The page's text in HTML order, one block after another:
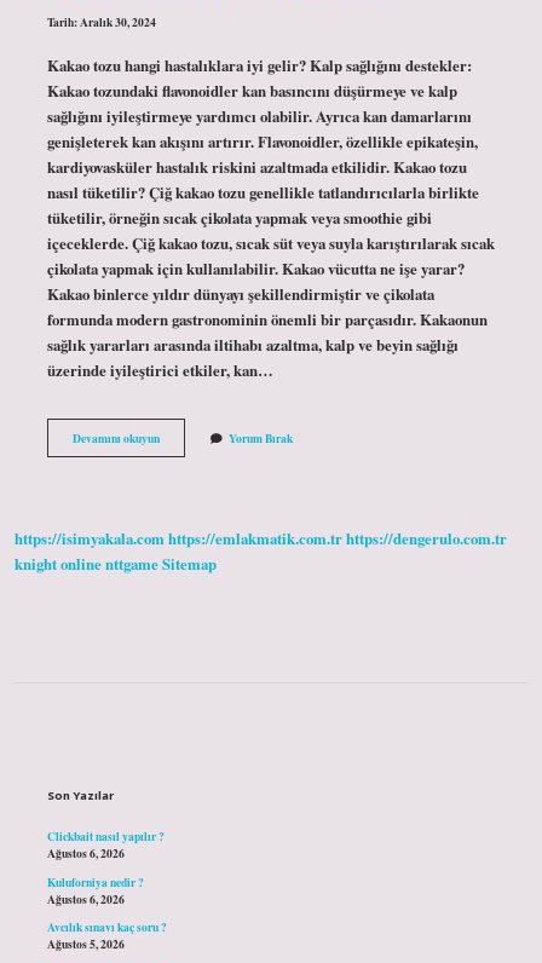
Tarih: Aralık 30, 2024
Kakao tozu hangi hastalıklara iyi gelir? Kalp sağlığını destekler:
Kakao tozundaki flavonoidler kan basıncını düşürmeye ve kalp
sağlığını iyileştirmeye yardımcı olabilir. Ayrıca kan damarlarını
genişleterek kan akışını artırır. Flavonoidler, özellikle epikateşin,
kardiyovasküler hastalık riskini azaltmada etkilidir. Kakao tozu
nasıl tüketilir? Çiğ kakao tozu genellikle tatlandırıcılarla birlikte
tüketilir, örneğin sıcak çikolata yapmak veya smoothie gibi
içeceklerde. Çiğ kakao tozu, sıcak süt veya suyla karıştırılarak sıcak
çikolata yapmak için kullanılabilir. Kakao vücutta ne işe yarar?
Kakao binlerce yıldır dünyayı şekillendirmiştir ve çikolata
formunda modern gastronominin önemli bir parçasıdır. Kakaonun
sağlık yararları arasında iltihabı azaltma, kalp ve beyin sağlığı
üzerinde iyileştirici etkiler, kan…
Devamını okuyunToz
Kakaonun
Yorum Bırak
https://isimyakala.comhttps://emlakmatik.com.trhttps://dengerulo.com.tr
knight onlinenttgameSitemap
Son Yazılar
Clickbait nasıl yapılır ?
Ağustos 6, 2026
Kuluforniya nedir ?
Ağustos 6, 2026
Avcılık sınavı kaç soru ?
Ağustos 5, 2026